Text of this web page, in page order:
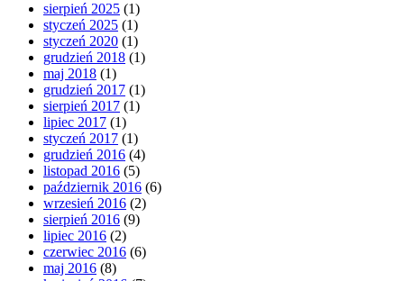
sierpień 2025 (1)
styczeń 2025 (1)
styczeń 2020 (1)
grudzień 2018 (1)
maj 2018 (1)
grudzień 2017 (1)
sierpień 2017 (1)
lipiec 2017 (1)
styczeń 2017 (1)
grudzień 2016 (4)
listopad 2016 (5)
październik 2016 (6)
wrzesień 2016 (2)
sierpień 2016 (9)
lipiec 2016 (2)
czerwiec 2016 (6)
maj 2016 (8)